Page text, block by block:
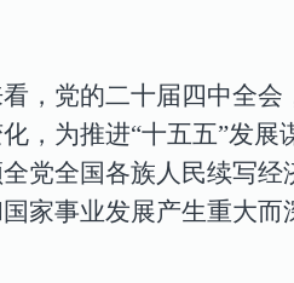
， 党的二十届四中全会
，为推进“十五五”发
党全国各族人民续写
家事业发展产生重大而